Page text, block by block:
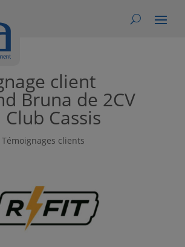
client
Bruna de 2CV
Cassis
Témoignages clients